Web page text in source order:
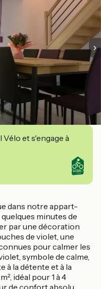
et s'engage à
dans notre appart-
quelques minutes de
par une décoration
de violet, une
pour calmer les
symbole de calme,
à la détente et à la
idéal pour 1 à 4
de confort absolu,